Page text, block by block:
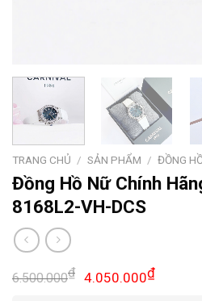
TRANG CHỦ / SẢN PHẨM / ĐỒNG
Đồng Hồ Nữ Chính
8168L2-VH-DCS
6.500.000₫ Giá
4.050.000₫Giá